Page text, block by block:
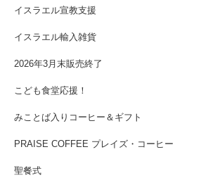
イスラエル宣教支援
イスラエル輸入雑貨
2026年3月末販売終了
こども食堂応援！
みことば入りコーヒー＆ギフト
PRAISE COFFEE プレイズ・コーヒー
聖餐式